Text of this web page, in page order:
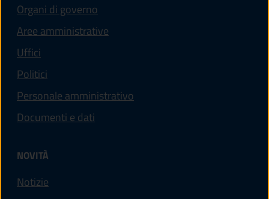
Organi di governo
Aree amministrative
Uffici
Politici
Personale amministrativo
Documenti e dati
NOVITÀ
Notizie